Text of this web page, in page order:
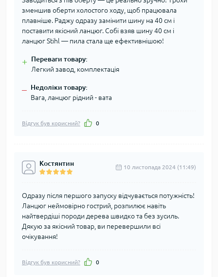
зменшив оберти холостого ходу, щоб працювала
плавніше. Раджу одразу замінити шину на 40 см і
поставити якісний ланцюг. Собі взяв шину 40 см і
ланцюг Stihl — пила стала ще ефективнішою!
+ Переваги товару:
Легкий завод, комплектація
– Недоліки товару:
Вага, ланцюг рідний - вата
Відгук був корисний? 0
Костянтин 10 листопада 2024 (11:49)
Одразу після першого запуску відчувається потужність!
Ланцюг неймовірно гострий, розпилює навіть
найтвердіші породи дерева швидко та без зусиль.
Дякую за якісний товар, ви перевершили всі
очікування!
Відгук був корисний? 0